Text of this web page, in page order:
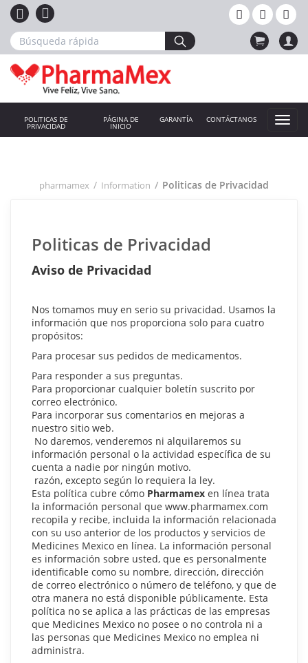
POLITICAS DE
PRIVACIDAD
PÁGINA DE
INICIO
GARANTÍA CONTÁCTANOS
pharmamex Information Politicas de Privacidad
Politicas de Privacidad
Aviso de Privacidad
Nos tomamos muy en serio su privacidad. Usamos la
información que nos proporciona solo para cuatro
propósitos:
Para procesar sus pedidos de medicamentos.
Para responder a sus preguntas.
Para proporcionar cualquier boletín suscrito por
correo electrónico.
Para incorporar sus comentarios en mejoras a
nuestro sitio web.
No daremos, venderemos ni alquilaremos su
información personal o la actividad específica de su
cuenta a nadie por ningún motivo.
razón, excepto según lo requiera la ley.
Esta política cubre cómo Pharmamex en línea trata
la información personal que www.pharmamex.com
recopila y recibe, incluida la información relacionada
con su uso anterior de los productos y servicios de
Medicines Mexico en línea. La información personal
es información sobre usted, que es personalmente
identificable como su nombre, dirección, dirección
de correo electrónico o número de teléfono, y que de
otra manera no está disponible públicamente. Esta
política no se aplica a las prácticas de las empresas
que Medicines Mexico no posee o no controla ni a
las personas que Medicines Mexico no emplea ni
administra.